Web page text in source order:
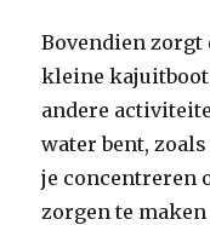
Bovendien zorgt
kleine
andere
water bent,
je concentreren
zorgen te